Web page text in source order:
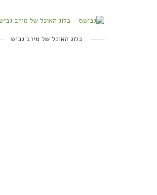
בלוג האוכל של מירב גביש